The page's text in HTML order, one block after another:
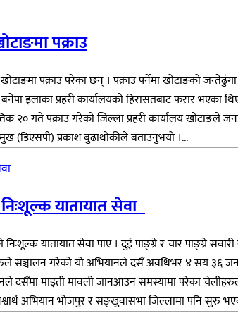
पक्राउ
पक्राउ परेका छन् । पक्राउ पर्नेमा खोटाङको
प्रहरी कार्यालयको हिरासतबाट फरार भएका
गते पक्राउ गरेको जिल्ला प्रहरी कार्यालय खोटाङले
(डिएसपी) प्रकाश बुढाथोकीले बताउनुभयो ।...
यातायात सेवा
यातायात सेवा पाए । दुई पाङ्ग्रे र चार पाङ्ग्रे
सञ्चालन गरेको यो अभियानले दसैँ अवधिभर ४ सय ३६
दसैँमा माइती मावली जानआउन समस्यामा परेका
अभियान भोजपुर र सङ्खुवासभा जिल्लामा पनि सुरु